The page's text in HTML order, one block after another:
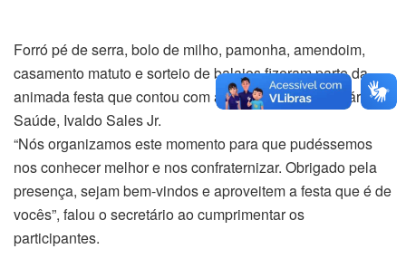
Forró pé de serra, bolo de milho, pamonha, amendoim,
casamento matuto e sorteio de balaios fizeram parte da
animada festa que contou com a presença do secretário de
Saúde, Ivaldo Sales Jr.
“Nós organizamos este momento para que pudéssemos
nos conhecer melhor e nos confraternizar. Obrigado pela
presença, sejam bem-vindos e aproveitem a festa que é de
vocês”, falou o secretário ao cumprimentar os
participantes.